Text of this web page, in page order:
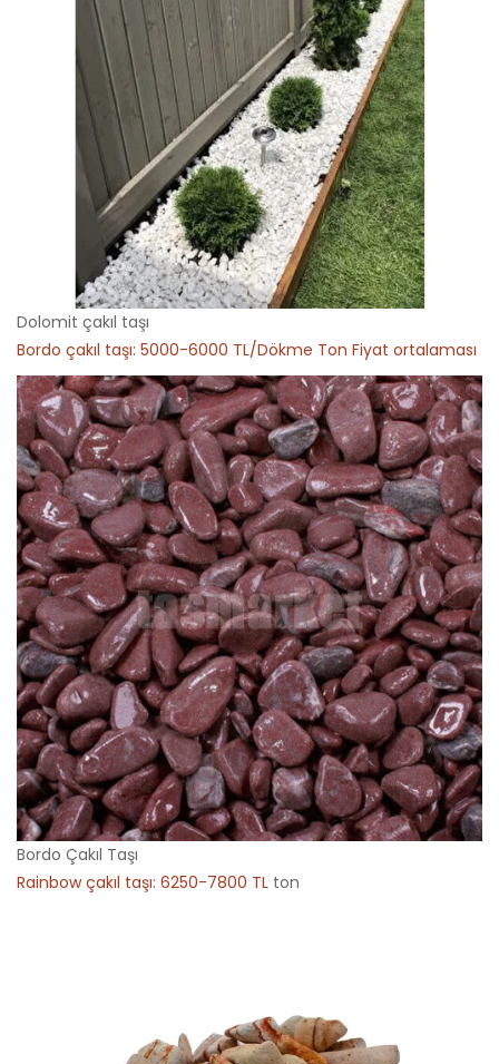
Dolomit çakıl taşı
Bordo çakıl taşı: 5000-6000 TL/Dökme Ton Fiyat ortalaması
Bordo Çakıl Taşı
Rainbow çakıl taşı: 6250-7800 TL ton